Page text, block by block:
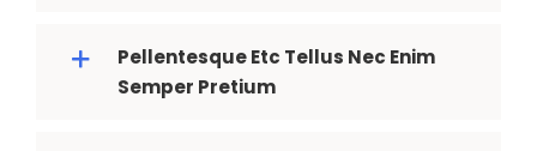
Pellentesque Etc Tellus Nec Enim
Semper Pretium